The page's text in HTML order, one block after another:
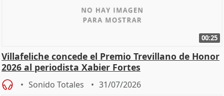
00:25
Villafeliche concede el Premio Trevillano de Honor
2026 al periodista Xabier Fortes
Sonido Totales 31/07/2026